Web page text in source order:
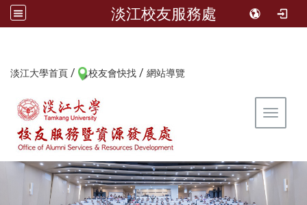
淡江校友服務處
淡江大學首頁 / 校友會快找 / 網站導覽
Toggle